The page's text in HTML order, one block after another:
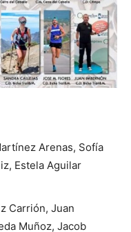
Arenas, Sofía
Estela Aguilar
Carrión, Juan
Muñoz, Jacob